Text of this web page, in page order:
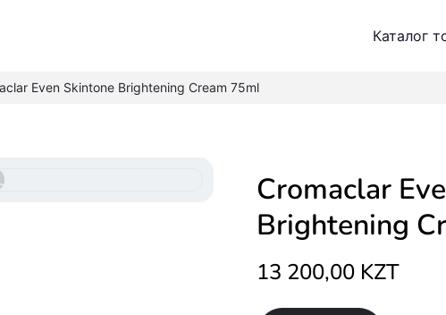
Каталог
Even Skintone Brightening Cream 75ml
Cromaclar Even Skintone
Brightening
13 200,00 KZT